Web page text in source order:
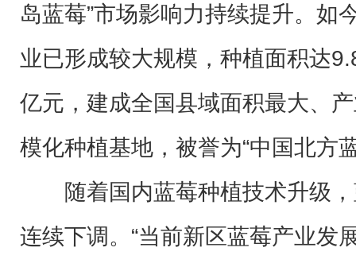
岛蓝莓”市场影响力持续提升。如
业已形成较大规模，种植面积达
亿元，建成全国县域面积最大、
模化种植基地，被誉为“中国北方
随着国内蓝莓种植技术升级
连续下调。“当前新区蓝莓产业发